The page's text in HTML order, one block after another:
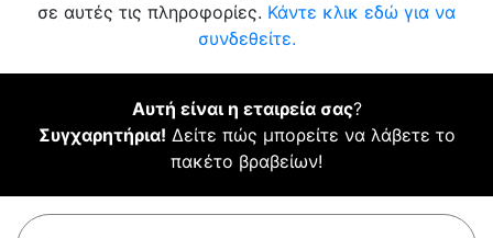
σε αυτές τις πληροφορίες. Κάντε κλικ εδώ για να
συνδεθείτε.
Αυτή είναι η εταιρεία σας?
Συγχαρητήρια! Δείτε πώς μπορείτε να λάβετε το
πακέτο βραβείων!